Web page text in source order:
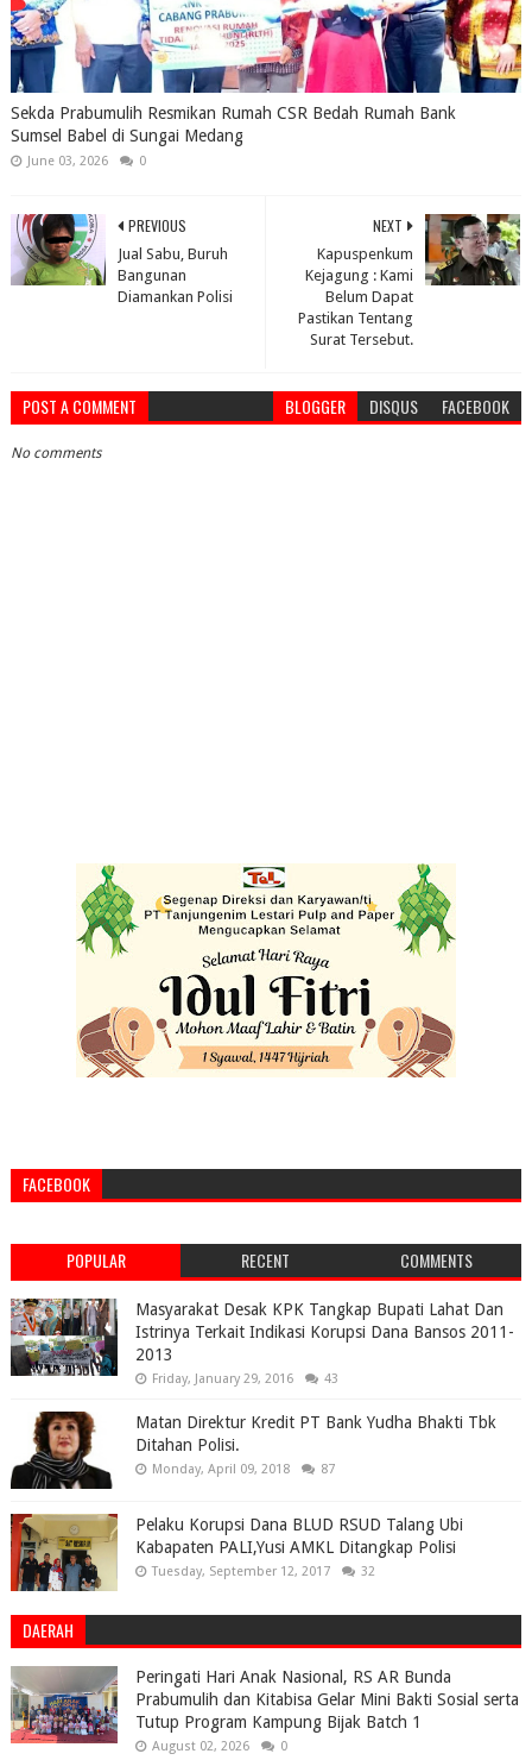
Sekda Prabumulih Resmikan Rumah CSR Bedah Rumah Bank
Sumsel Babel di Sungai Medang
June 03, 2026 0
NEXT
Kapuspenkum
Kejagung : Kami
Belum Dapat
Pastikan Tentang
Surat Tersebut.
PREVIOUS
Jual Sabu, Buruh
Bangunan
Diamankan Polisi
POST A COMMENT BLOGGER DISQUS FACEBOOK
No comments
FACEBOOK
POPULAR RECENT COMMENTS
Masyarakat Desak KPK Tangkap Bupati Lahat Dan
Istrinya Terkait Indikasi Korupsi Dana Bansos 2011-
2013
Friday, January 29, 2016 43
Matan Direktur Kredit PT Bank Yudha Bhakti Tbk
Ditahan Polisi.
Monday, April 09, 2018 87
Pelaku Korupsi Dana BLUD RSUD Talang Ubi
Kabapaten PALI,Yusi AMKL Ditangkap Polisi
Tuesday, September 12, 2017 32
DAERAH
Peringati Hari Anak Nasional, RS AR Bunda
Prabumulih dan Kitabisa Gelar Mini Bakti Sosial serta
Tutup Program Kampung Bijak Batch 1
August 02, 2026 0